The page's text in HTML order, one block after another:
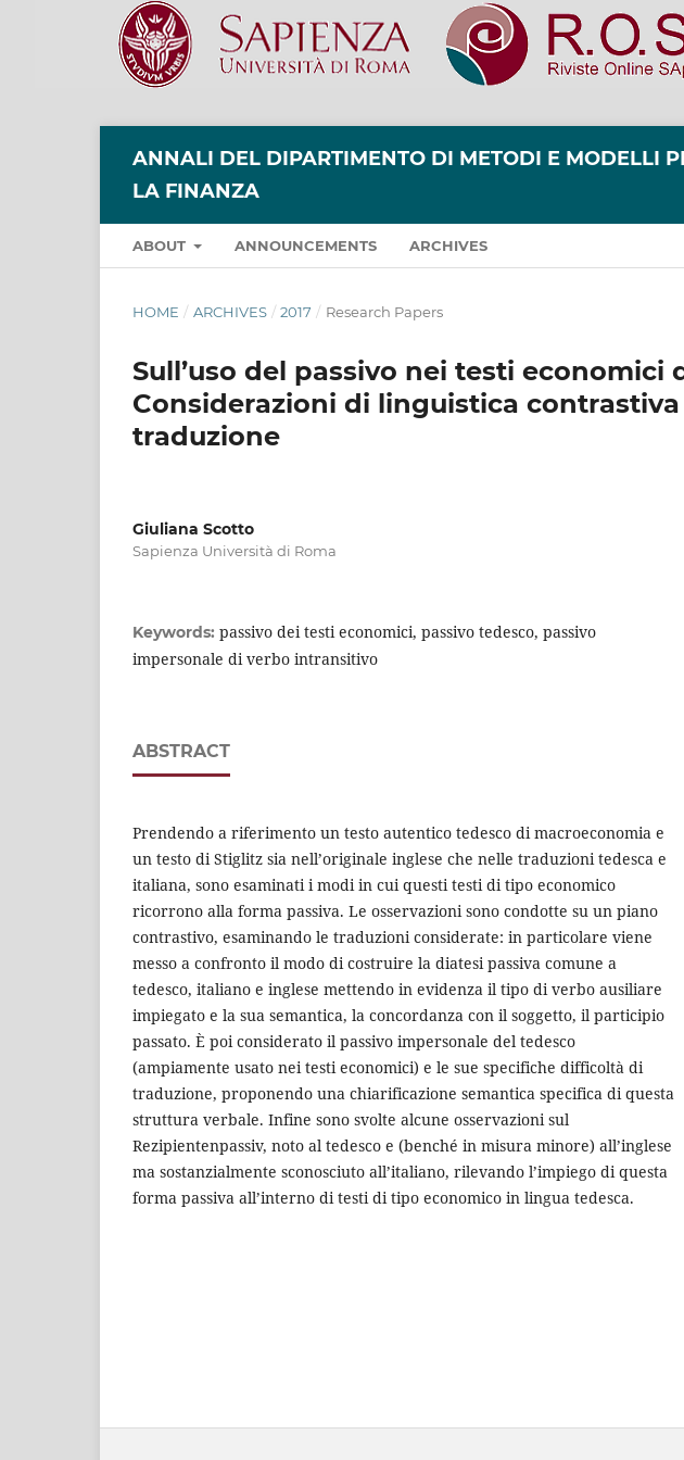
ANNALI DEL DIPARTIMENTO DI METODI E MODELLI
LA FINANZA
ABOUT ANNOUNCEMENTS ARCHIVES
HOME / ARCHIVES / 2017 / Research Papers
Sull’uso del passivo nei testi economici
Considerazioni di linguistica
traduzione
Giuliana Scotto
Sapienza Università di Roma
Keywords: passivo dei testi economici, passivo tedesco, passivo
impersonale di verbo intransitivo
ABSTRACT
Prendendo a riferimento un testo autentico tedesco di macroeconomia e
un testo di Stiglitz sia nell’originale inglese che nelle traduzioni tedesca e
italiana, sono esaminati i modi in cui questi testi di tipo economico
ricorrono alla forma passiva. Le osservazioni sono condotte su un piano
contrastivo, esaminando le traduzioni considerate: in particolare viene
messo a confronto il modo di costruire la diatesi passiva comune a
tedesco, italiano e inglese mettendo in evidenza il tipo di verbo ausiliare
impiegato e la sua semantica, la concordanza con il soggetto, il participio
passato. È poi considerato il passivo impersonale del tedesco
(ampiamente usato nei testi economici) e le sue specifiche difficoltà di
traduzione, proponendo una chiarificazione semantica specifica di questa
struttura verbale. Infine sono svolte alcune osservazioni sul
Rezipientenpassiv, noto al tedesco e (benché in misura minore) all’inglese
ma sostanzialmente sconosciuto all’italiano, rilevando l’impiego di questa
forma passiva all’interno di testi di tipo economico in lingua tedesca.